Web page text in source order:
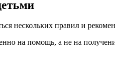
нескольких правил и
на помощь, а не на